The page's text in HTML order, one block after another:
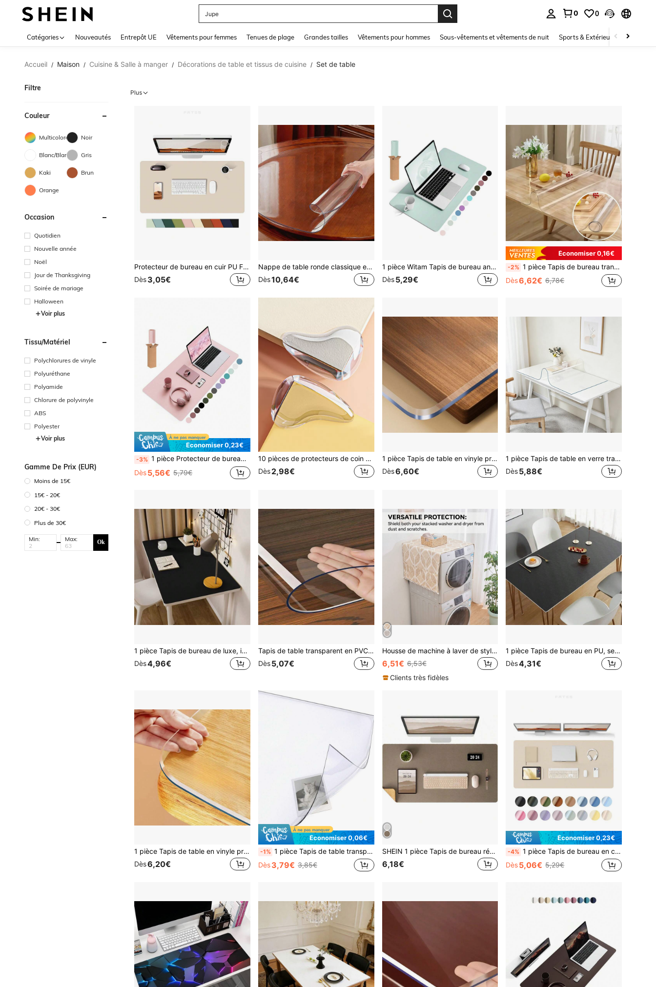
Jupe
0 0
Catégories Nouveautés Entrepôt UE Vêtements pour femmes Tenues de plage Grandes tailles Vêtements pour hommes Sous-vêtements et vêtements de nuit Sports & Extérieur Enfants
Accueil / Maison / Cuisine & Salle à manger / Décorations de table et tissus de cuisine / Set de table
Filtre
Couleur
Multicolore Noir
Blanc/Blanche Gris
Kaki Brun
Orange
Occasion
Quotidien
Nouvelle année
Noël
Jour de Thanksgiving
Soirée de mariage
Halloween
Voir plus
Tissu/matériel
Polychlorures de vinyle
Polyuréthane
Polyamide
Chlorure de polyvinyle
ABS
Polyester
Voir plus
Gamme De Prix (EUR)
Moins de 15€
15€ - 20€
20€ - 30€
Plus de 30€
Min: Max: Ok
Plus
Protecteur de bureau en cuir PU FILEGO, tapis de bureau, grand tapis de souris, sous-main en cuir PU antidérapant, tapis pour ordinateur portable, tapis d'écriture imperméable pour le bureau et la maison
Dès3,05€
Nappe de table ronde classique en PVC de 1,5 mm d'épaisseur avec tapis de protection en verre souple transparent, décoration de cuisine, imperméable, résistante à l'huile et facile à nettoyer, convient pour Pâques, restaurant, peut protéger et couvrir le plan de travail de la cuisine
Dès10,64€
1 pièce Witam Tapis de bureau antidérapant, tapis de souris, protecteur de bureau en PU imperméable, sous-main de bureau ultra-fin et grand, tapis d'écriture de bureau facile à nettoyer pour le bureau/la maison/la décoration (rose)
Dès 5,29€
Économiser 0,16€
-2% 1 pièce Tapis de bureau transparent en PVC, résistant à la chaleur et à l'eau, convient pour table à manger, bureau d'étudiant, bureau d'ordinateur, table basse, meuble TV, épaisseur 1,0 mm
Dès6,62€ 6,78€
Économiser 0,23€
-3% 1 pièce Protecteur de bureau en cuir PU, tapis de bureau, tapis de maquillage, grand tapis de souris, set de table, papier absorbant à l'encre en cuir PU antidérapant, tapis de bureau pour ordinateur portable, tapis d'écriture imperméable pour le bureau et la maison
Dès5,56€ 5,79€
10 pièces de protecteurs de coin de meuble en forme de goutte d'eau transparente, protège-coins de table en silicone épais anti-collision
Dès2,98€
1 pièce Tapis de table en vinyle protecteur, épaisseur 1,5 mm, semi-transparent, résistant aux taches, imperméable, couleur unie, non textile, pour salle à manger, tables basses, bureaux - Décoration de Thanksgiving
Dès6,60€
1 pièce Tapis de table en verre transparent doux, Tapis de table à dîner en PVC transparent, Protecteur de bureau de couleur unie minimaliste, Tapis de table transparent résistant à l'eau et à l'huile, Tapis de protection de surface de table résistant à la chaleur, Convient pour le bureau d'étudiant, le bureau d'ordinateur, le bureau à la maison dans différentes tailles
Dès5,88€
1 pièce Tapis de bureau de luxe, imperméable et résistant aux taches, facile à nettoyer et à découper, convient pour les bureaux de bureau, les bureaux d'étudiants, les tapis de souris, les bureaux d'écriture, la protection de la surface du bureau
Dès4,96€
Tapis de table transparent en PVC, tapis de bureau, tapis de sol antidérapant, tapis de salle de bain imperméable, nappe résistante à l'huile, couverture de table transparente pour aliments, tapis résistant à la chaleur, convient pour la maison, l'hôtel, la table à manger, le bureau, la table basse, le bureau d'ordinateur du salon et autres endroits. Transparent et clair, conserve l'esthétique originale du plateau de table, durable, propre et hygiénique.
Dès5,07€
Housse de machine à laver de style bohème, tissu de protection contre la poussière polyvalent pour la décoration de la cuisine et les petits appareils
6,51€ 6,53€
Clients très fidèles
1 pièce Tapis de bureau en PU, set de table imperméable et anti-huile de couleur unie pour table à manger, bureau de travail, bureau d'étude, table basse, meuble TV, coiffeuse, protecteur de bureau polyvalent
Dès4,31€
1 pièce Tapis de table en vinyle protecteur, épaisseur 1,5 mm, semi-transparent, résistant aux taches, imperméable, couleur unie, non textile, pour salle à manger, tables basses, bureaux - Décoration de Thanksgiving
Dès6,20€
Économiser 0,06€
-1% 1 pièce Tapis de table transparent en PVC imperméable et anti-huile, couverture de protection pour dessus de table de chevet, canapé et table à manger, nappe transparente
Dès3,79€ 3,85€
SHEIN 1 pièce Tapis de bureau réversible et liège, grand tapis de souris, sous-main pour le bureau, la maison et le café
6,18€
Économiser 0,23€
-4% 1 pièce Tapis de bureau en cuir PU Filego, grand tapis de souris, tapis de bureau en cuir PU antidérapant, tapis pour ordinateur portable, tapis de maquillage, tapis d'écriture imperméable, convient pour le bureau et la maison
Dès5,06€ 5,29€